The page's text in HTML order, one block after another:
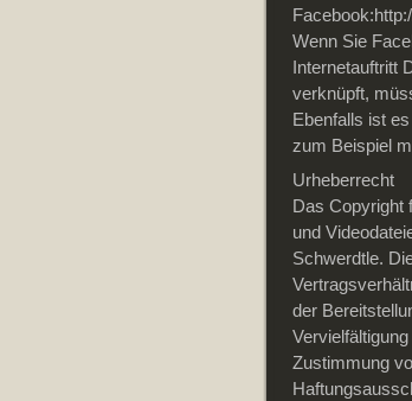
Wenn Sie
Internetauftritt
verknüpft,
Ebenfalls ist
zum Beispiel
Urheberrecht
Das Copyright
und
Schwerdtle.
der
Zustimmung